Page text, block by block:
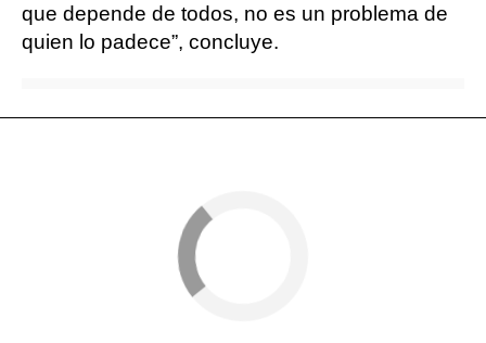
que depende de todos, no es un problema de
quien lo padece”, concluye.